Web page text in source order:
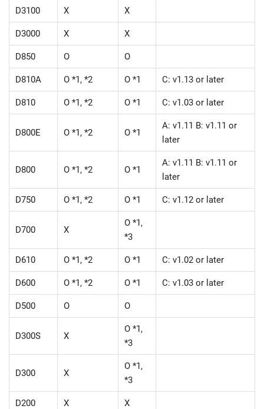
D3100 X X
D3000 X X
D850 O O
D810A O *1, *2 O *1 C: v1.13 or later
D810 O *1, *2 O *1 C: v1.03 or later
D800E O *1, *2 O *1
A: v1.11 B: v1.11 or
later
D800 O *1, *2 O *1
A: v1.11 B: v1.11 or
later
D750 O *1, *2 O *1 C: v1.12 or later
D700 X
O *1,
*3
D610 O *1, *2 O *1 C: v1.02 or later
D600 O *1, *2 O *1 C: v1.03 or later
D500 O O
D300S X
O *1,
*3
D300 X
O *1,
*3
D200 X X